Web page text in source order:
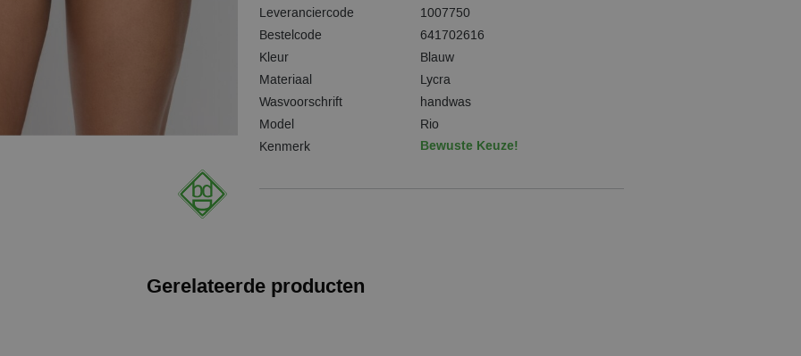
Leveranciercode
1007750
Bestelcode
641702616
Kleur
Blauw
Materiaal
Lycra
Wasvoorschrift
handwas
Model
Rio
Kenmerk
Bewuste Keuze!
Gerelateerde producten